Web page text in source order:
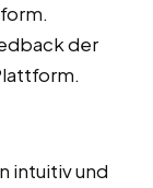
der
intuitiv und